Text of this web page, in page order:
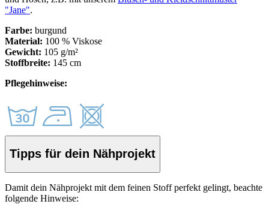
"Jane".
Farbe: burgund
Material: 100 % Viskose
Gewicht: 105 g/m²
Stoffbreite: 145 cm
Pflegehinweise:
Tipps für dein Nähprojekt
Damit dein Nähprojekt mit dem feinen Stoff perfekt gelingt, beachte
folgende Hinweise: